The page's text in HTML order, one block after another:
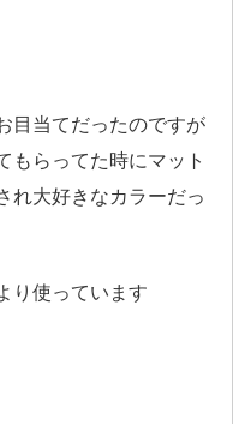
目当てだったのですが
もらってた時にマット
れ大好きなカラーだっ
り使っています